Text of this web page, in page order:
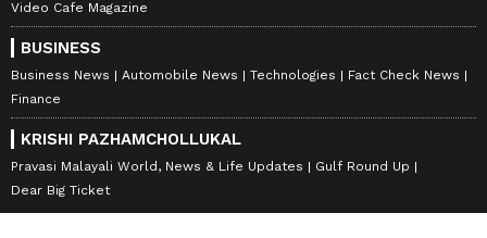
Video Cafe Magazine
BUSINESS
Business News Automobile News Technologies
Fact Check News
Finance
KRISHI PAZHAMCHOLLUKAL
Pravasi Malayali World, News & Life Updates
Gulf Round Up
Dear Big Ticket